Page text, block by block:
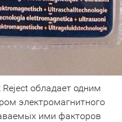
обладает одним
электромагнитного
ими факторов